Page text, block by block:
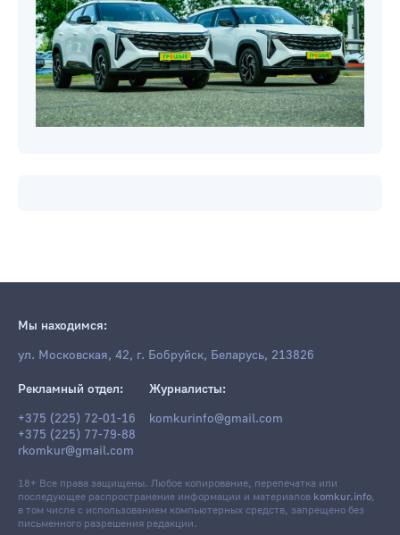
Мы находимся:
ул. Московская, 42, г. Бобруйск, Беларусь, 213826
Рекламный отдел:
+375 (225) 72-01-16
+375 (225) 77-79-88
rkomkur@gmail.com
Журналисты:
komkurinfo@gmail.com
18+ Все права защищены. Любое копирование, перепечатка или
последующее распространение информации и материалов komkur.info,
в том числе с использованием компьютерных средств, запрещено без
письменного разрешения редакции.